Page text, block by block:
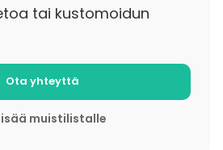
kisassa pärjätäkseen vaan
tiimeille ja ne voidaan
esimerkiksi kasvotusten
etäosallistujia
tai kustomoidun
Ota yhteyttä
muistilistalle